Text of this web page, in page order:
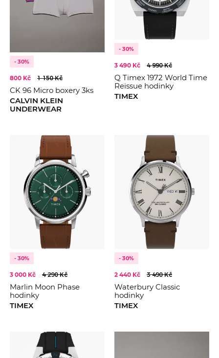
- 30%
800 Kč 1 150 Kč
CK 96 Micro boxery 3ks
CALVIN KLEIN
UNDERWEAR
- 30%
3 490 Kč 4 990 Kč
Q Timex 1972 World Time
Reissue hodinky
TIMEX
- 30%
3 000 Kč 4 290 Kč
Marlin Moon Phase
hodinky
TIMEX
- 30%
2 440 Kč 3 490 Kč
Waterbury Classic
hodinky
TIMEX